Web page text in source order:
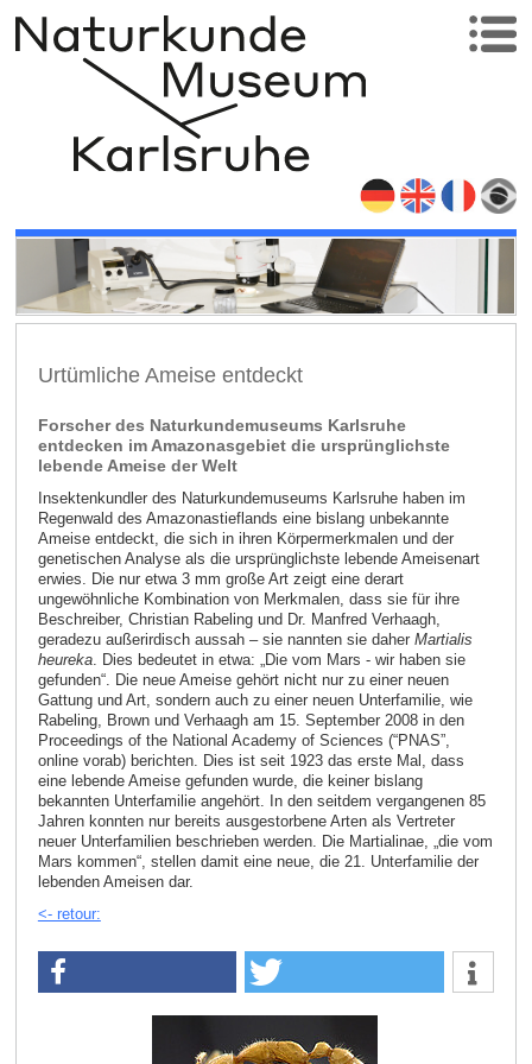
Urtümliche Ameise entdeckt
Forscher des Naturkundemuseums Karlsruhe
entdecken im Amazonasgebiet die ursprünglichste
lebende Ameise der Welt
Insektenkundler des Naturkundemuseums Karlsruhe haben im
Regenwald des Amazonastieflands eine bislang unbekannte
Ameise entdeckt, die sich in ihren Körpermerkmalen und der
genetischen Analyse als die ursprünglichste lebende Ameisenart
erwies. Die nur etwa 3 mm große Art zeigt eine derart
ungewöhnliche Kombination von Merkmalen, dass sie für ihre
Beschreiber, Christian Rabeling und Dr. Manfred Verhaagh,
geradezu außerirdisch aussah – sie nannten sie daher Martialis
heureka. Dies bedeutet in etwa: „Die vom Mars - wir haben sie
gefunden“. Die neue Ameise gehört nicht nur zu einer neuen
Gattung und Art, sondern auch zu einer neuen Unterfamilie, wie
Rabeling, Brown und Verhaagh am 15. September 2008 in den
Proceedings of the National Academy of Sciences (“PNAS”,
online vorab) berichten. Dies ist seit 1923 das erste Mal, dass
eine lebende Ameise gefunden wurde, die keiner bislang
bekannten Unterfamilie angehört. In den seitdem vergangenen 85
Jahren konnten nur bereits ausgestorbene Arten als Vertreter
neuer Unterfamilien beschrieben werden. Die Martialinae, „die vom
Mars kommen“, stellen damit eine neue, die 21. Unterfamilie der
lebenden Ameisen dar.
<- retour: